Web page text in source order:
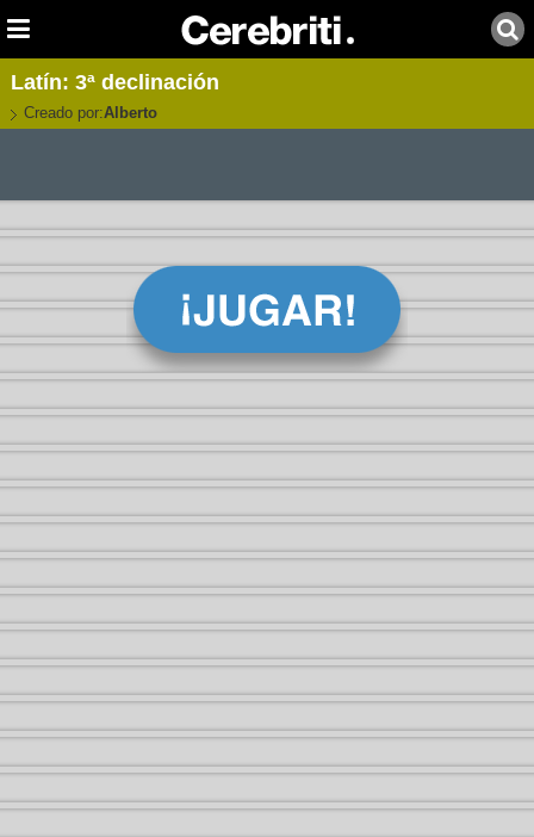
Latín: 3ª declinación
Creado por:Alberto